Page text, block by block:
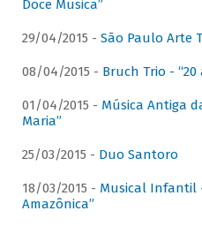
Doce Música”
29/04/2015 - São Paulo Arte
08/04/2015 - Bruch Trio - “20
01/04/2015 - Música Antiga
Maria”
25/03/2015 - Duo Santoro
18/03/2015 - Musical Infantil
Amazônica”